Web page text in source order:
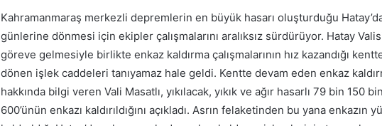
Kahramanmaraş merkezli depremlerin en büyük hasarı oluşturduğu
günlerine dönmesi için ekipler çalışmalarını aralıksız sürdürüyor. Hatay
göreve gelmesiyle birlikte enkaz kaldırma çalışmalarının hız kazandığı
dönen işlek caddeleri tanıyamaz hale geldi. Kentte devam eden enkaz
hakkında bilgi veren Vali Masatlı, yıkılacak, yıkık ve ağır hasarlı 79 bin 150
600’ünün enkazı kaldırıldığını açıkladı. Asrın felaketinden bu yana enkazın